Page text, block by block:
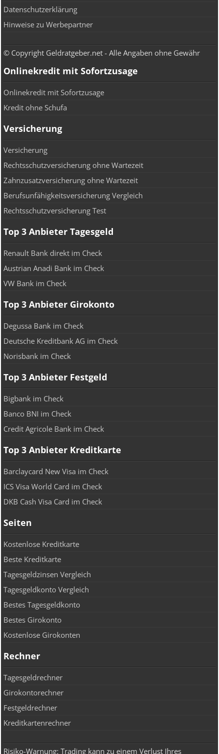
Datenschutzerklärung
Hinweise zu Werbepartner
© Copyright Geldratgeber.net - Alle Angaben ohne Gewähr
Onlinekredit mit Sofortzusage
Onlinekredit mit Sofortzusage
Kredit ohne Schufa
Versicherung
Versicherung
Rechtsschutzversicherung ohne Wartezeit
Zahnzusatzversicherung ohne Wartezeit
Berufsunfähigkeitsversicherung Vergleich
Rechtsschutzversicherung Test
Top 3 Anbieter Tagesgeld
Renault Bank direkt im Check
Austrian Anadi Bank im Check
VW Bank im Check
Top 3 Anbieter Girokonto
Degussa Bank im Check
Deutsche Kreditbank AG im Check
Norisbank im Check
Top 3 Anbieter Festgeld
Bigbank im Check
Banco BNI im Check
Credit Agricole Bank im Check
Top 3 Anbieter Kreditkarte
Barclaycard New Visa im Check
ICS Visa World Card im Check
DKB Cash Visa Card im Check
Seiten
Kostenlose Kreditkarte
Beste Kreditkarte
Tagesgeldzinsen Vergleich
Tagesgeldkonto Vergleich
Bestes Tagesgeldkonto
Bestes Girokonto
Kostenlose Girokonten
Rechner
Tagesgeldrechner
Girokontorechner
Festgeldrechner
Kreditkartenrechner
Risiko-Warnung: Trading kann zu einem Verlust Ihres